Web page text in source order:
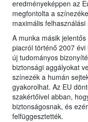
eredményeképpen az
megfontolta a
maximális
A munka másik
piacról történő 2007
új tudományos
biztonsági aggályokat
színezék a humán
gyakorolhat. Az EU
szakértőivel abban,
biztonságosnak, és
felfüggesztették.